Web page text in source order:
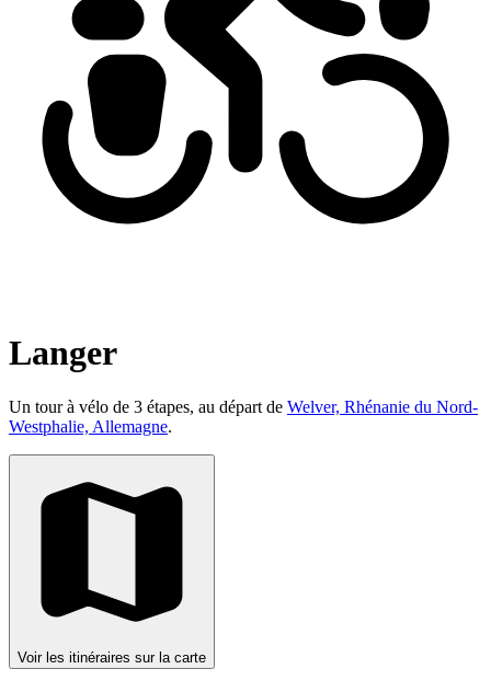
Langer
Un tour à vélo de 3 étapes, au départ de Welver, Rhénanie du Nord-
Westphalie, Allemagne.
Voir les itinéraires sur la carte